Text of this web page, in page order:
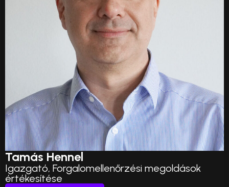
Tamás Hennel
Igazgató, Forgalomellenőrzési megoldások
értékesítése